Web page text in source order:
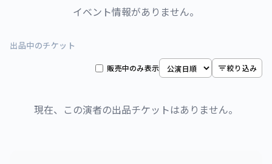
イベント情報がありません。
出品中のチケット
販売中のみ表示 絞り込み
現在、この演者の出品チケットはありません。